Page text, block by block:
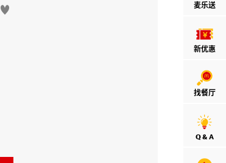
麦乐送
新优惠
找餐厅
Q & A
